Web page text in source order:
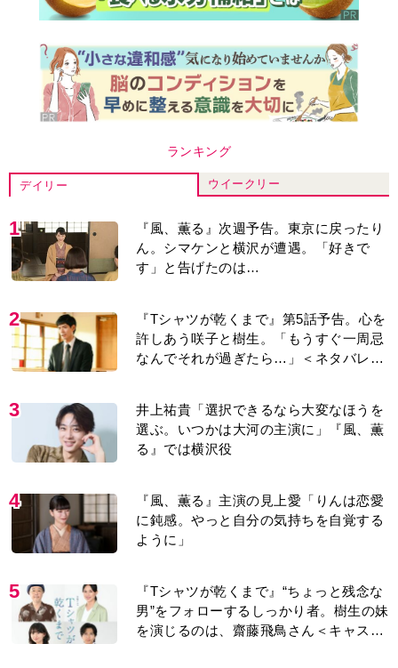
ランキング
デイリー ウイークリー
1
『風、薫る』次週予告。東京に戻ったり
ん。シマケンと横沢が遭遇。「好きで
す」と告げたのは…
2
『Tシャツが乾くまで』第5話予告。心を
許しあう咲子と樹生。「もうすぐ一周忌
なんでそれが過ぎたら…」＜ネタバレあ
3
井上祐貴「選択できるなら大変なほうを
選ぶ。いつかは大河の主演に」『風、薫
る』では横沢役
4
『風、薫る』主演の見上愛「りんは恋愛
に鈍感。やっと自分の気持ちを自覚する
ように」
5
『Tシャツが乾くまで』“ちょっと残念な
男”をフォローするしっかり者。樹生の妹
を演じるのは、齋藤飛鳥さん＜キャスト